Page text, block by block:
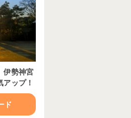
伊勢神宮
ップ！
ド